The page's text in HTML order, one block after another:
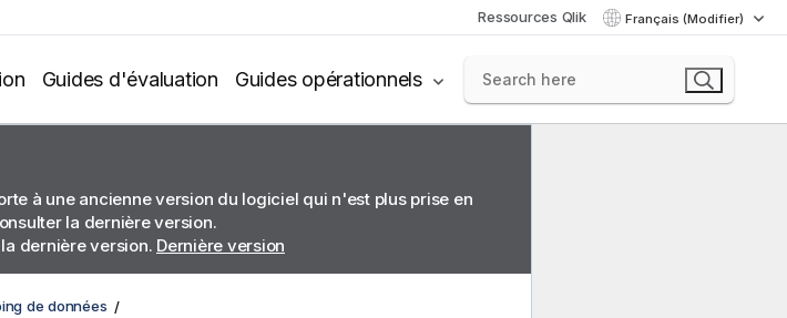
Ressources Qlik Français (Modifier)
Guides d'évaluation Guides opérationnels
à une ancienne version du logiciel qui n'est plus prise en
la dernière version.
dernière version. Dernière version
de données